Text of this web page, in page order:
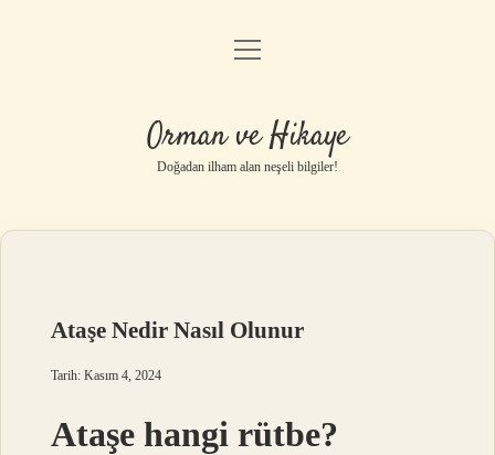
Anasayfa
Yasal Uyarı
menüyü
Orman ve Hikaye
Doğadan ilham alan neşeli bilgiler!
Ataşe Nedir Nasıl Olunur
Tarih: Kasım 4, 2024
Ataşe hangi rütbe?